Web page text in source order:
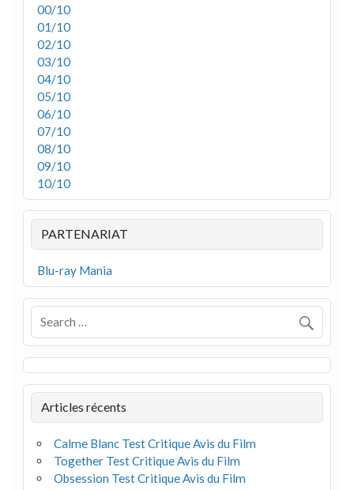
00/10
01/10
02/10
03/10
04/10
05/10
06/10
07/10
08/10
09/10
10/10
PARTENARIAT
Blu-ray Mania
Articles récents
Calme Blanc Test Critique Avis du Film
Together Test Critique Avis du Film
Obsession Test Critique Avis du Film